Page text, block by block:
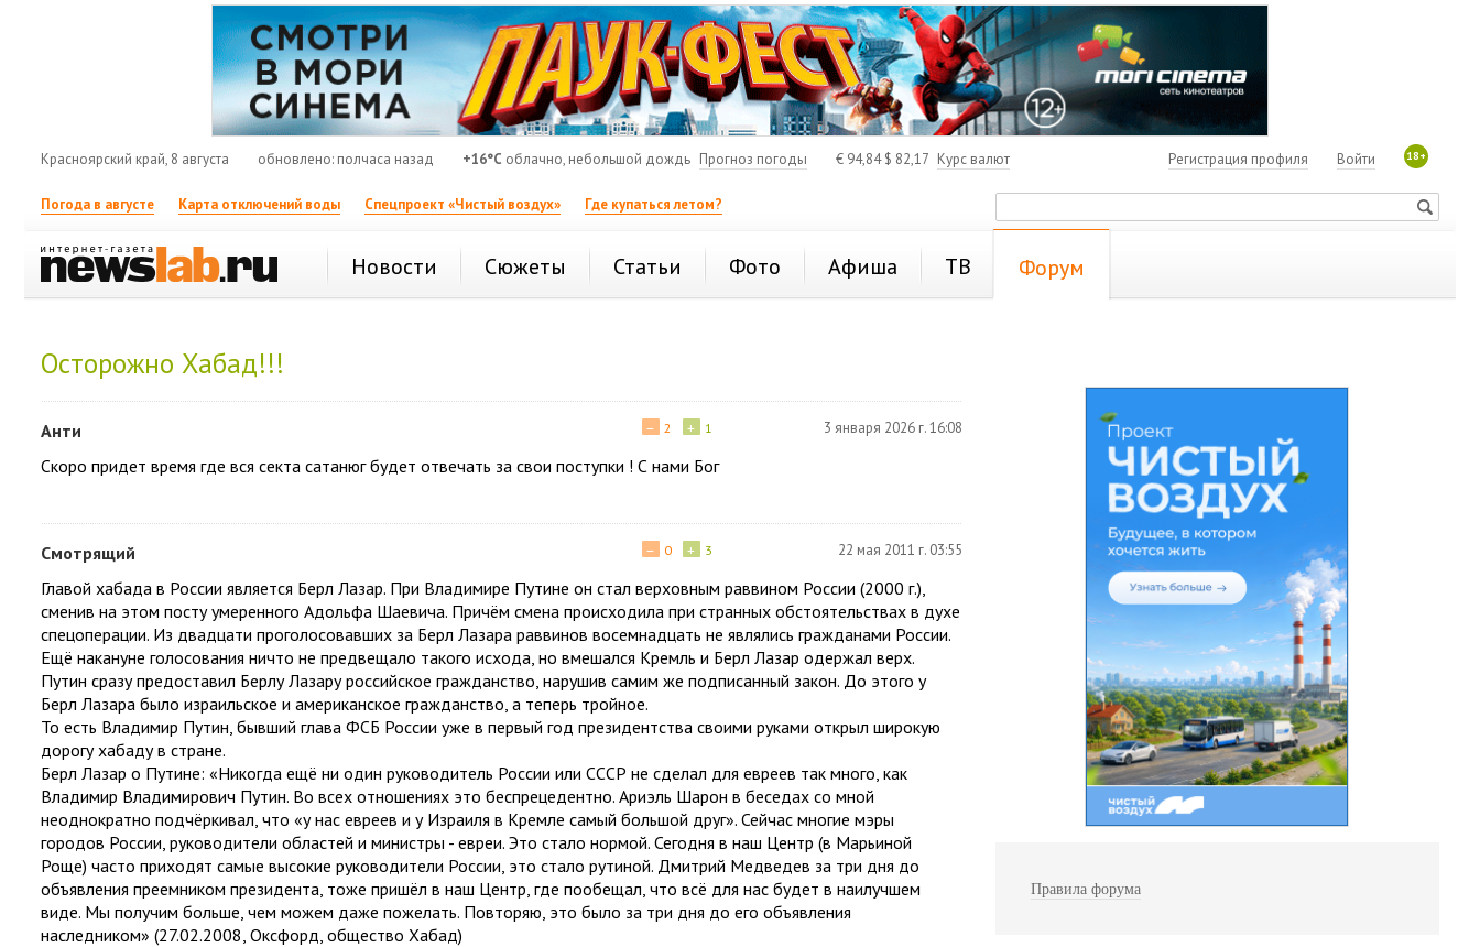
Красноярский край, 8 августа обновлено: полчаса назад +16°C облачно, небольшой дождь Прогноз погоды € 94,84$ 82,17 Курс валют 18+
Войти
Регистрация профиля
Погода в августе Карта отключений воды Спецпроект «Чистый воздух» Где купаться летом?
Новости Сюжеты Статьи Фото Афиша ТВ Форум
Осторожно Хабад!!!
Анти + 1
− 2 3 января 2026 г. 16:08
Скоро придет время где вся секта сатанюг будет отвечать за свои поступки ! С нами Бог
Смотрящий + 3
− 0 22 мая 2011 г. 03:55
Главой хабада в России является Берл Лазар. При Владимире Путине он стал верховным раввином России (2000 г.),
сменив на этом посту умеренного Адольфа Шаевича. Причём смена происходила при странных обстоятельствах в духе
спецоперации. Из двадцати проголосовавших за Берл Лазара раввинов восемнадцать не являлись гражданами России.
Ещё накануне голосования ничто не предвещало такого исхода, но вмешался Кремль и Берл Лазар одержал верх.
Путин сразу предоставил Берлу Лазару российское гражданство, нарушив самим же подписанный закон. До этого у
Берл Лазара было израильское и американское гражданство, а теперь тройное.
То есть Владимир Путин, бывший глава ФСБ России уже в первый год президентства своими руками открыл широкую
дорогу хабаду в стране.
Берл Лазар о Путине: «Никогда ещё ни один руководитель России или СССР не сделал для евреев так много, как
Владимир Владимирович Путин. Во всех отношениях это беспрецедентно. Ариэль Шарон в беседах со мной
неоднократно подчёркивал, что «у нас евреев и у Израиля в Кремле самый большой друг». Сейчас многие мэры
городов России, руководители областей и министры - евреи. Это стало нормой. Сегодня в наш Центр (в Марьиной
Роще) часто приходят самые высокие руководители России, это стало рутиной. Дмитрий Медведев за три дня до
объявления преемником президента, тоже пришёл в наш Центр, где пообещал, что всё для нас будет в наилучшем
виде. Мы получим больше, чем можем даже пожелать. Повторяю, это было за три дня до его объявления
наследником» (27.02.2008, Оксфорд, общество Хабад)
Правила форума